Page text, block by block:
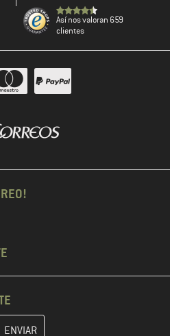
Así nos valoran 659
clientes
correo electrónico y crea tu